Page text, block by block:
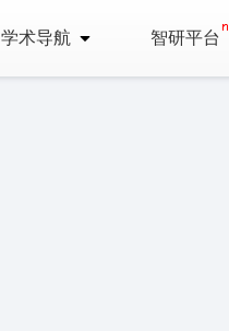
学术导航 智研平台